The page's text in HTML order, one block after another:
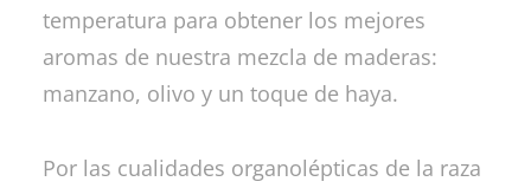
temperatura para obtener los mejores
aromas de nuestra mezcla de maderas:
manzano, olivo y un toque de haya.
Por las cualidades organolépticas de la raza